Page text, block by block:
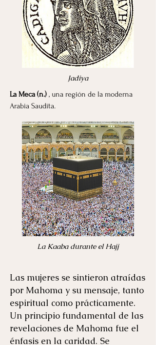
Jadiya
La Meca (n.) , una región de la moderna
Arabia Saudita.
La Kaaba durante el Hajj
Las mujeres se sintieron atraídas
por Mahoma y su mensaje, tanto
espiritual como prácticamente.
Un principio fundamental de las
revelaciones de Mahoma fue el
énfasis en la caridad. Se